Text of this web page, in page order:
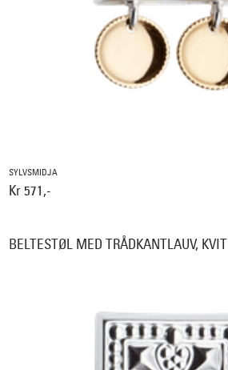
SYLVSMIDJA
Kr 571,-
BELTESTØL MED TRÅDKANTLAUV, KVIT